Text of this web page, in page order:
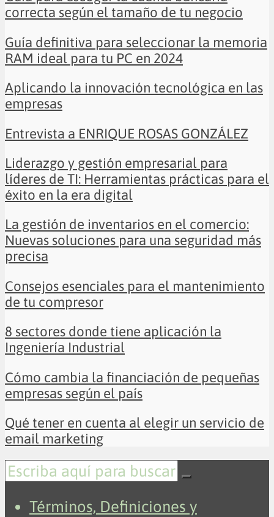
correcta según el tamaño de tu negocio
Guía definitiva para seleccionar la memoria
RAM ideal para tu PC en 2024
Aplicando la innovación tecnológica en las
empresas
Entrevista a ENRIQUE ROSAS GONZÁLEZ
Liderazgo y gestión empresarial para
líderes de TI: Herramientas prácticas para el
éxito en la era digital
La gestión de inventarios en el comercio:
Nuevas soluciones para una seguridad más
precisa
Consejos esenciales para el mantenimiento
de tu compresor
8 sectores donde tiene aplicación la
Ingeniería Industrial
Cómo cambia la financiación de pequeñas
empresas según el país
Qué tener en cuenta al elegir un servicio de
email marketing
Términos, Definiciones y